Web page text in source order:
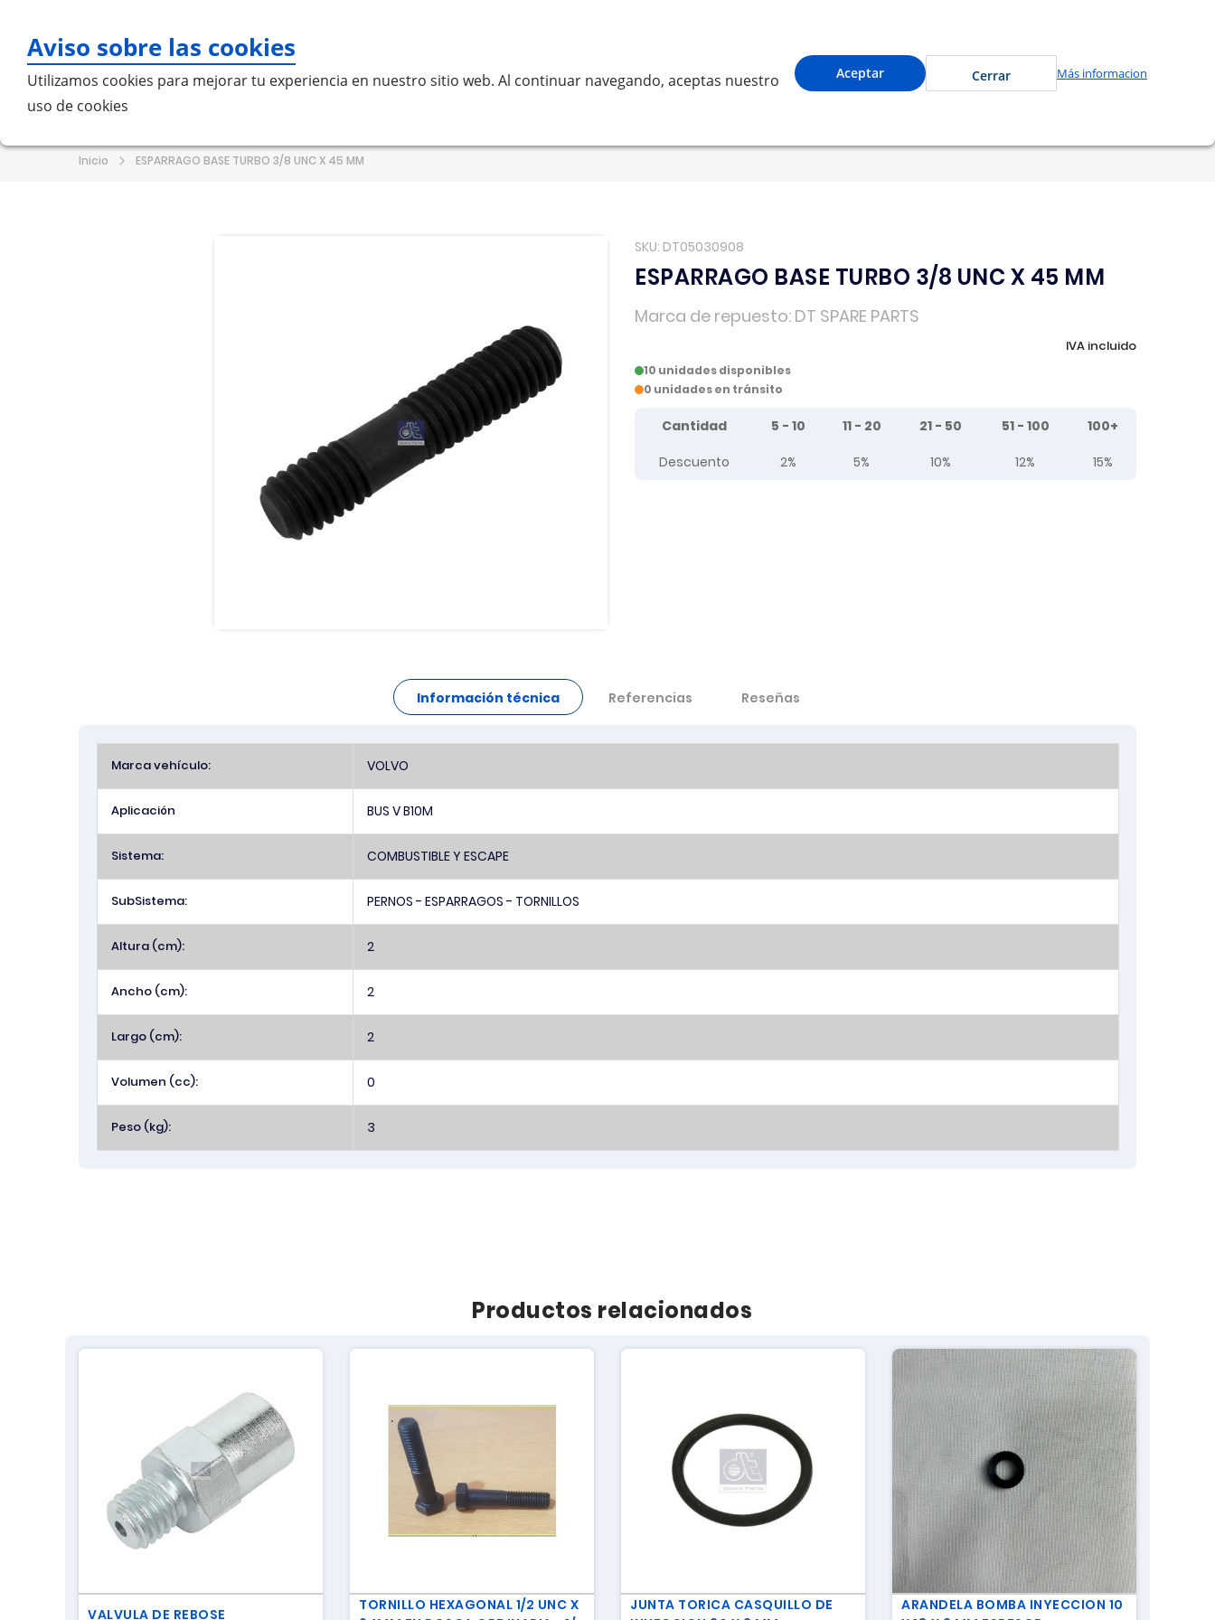
Aviso sobre las cookies
Utilizamos cookies para mejorar tu experiencia en nuestro sitio web. Al continuar navegando, aceptas nuestro
uso de cookies
Aceptar Cerrar Más informacion
Buscar
Cuenta Mi Carrito
Inicio ESPARRAGO BASE TURBO 3/8 UNC X 45 MM
SKU DT05030908
ESPARRAGO BASE TURBO 3/8 UNC X 45 MM
Marca de repuesto DT SPARE PARTS
IVA incluido
10 unidades disponibles
0 unidades en tránsito
Tier prices table
Cantidad 5 - 10 11 - 20 21 - 50 51 - 100
100+
Descuento
2% 5% 10% 12% 15%
Información técnica
Información
Marca vehículo: VOLVO
Aplicación BUS V B10M
Sistema: COMBUSTIBLE Y ESCAPE
SubSistema: PERNOS - ESPARRAGOS - TORNILLOS
Altura (cm): 2
Ancho (cm): 2
Largo (cm): 2
Volumen (cc): 0
Peso (kg): 3
Referencias Reseñas
Productos relacionados
VALVULA DE REBOSE
TORNILLO HEXAGONAL 1/2 UNC X
JUNTA TORICA CASQUILLO DE
ARANDELA BOMBA INYECCION 10